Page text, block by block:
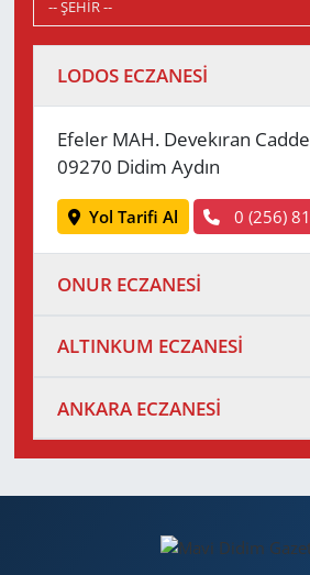
LODOS ECZANESİ
Efeler MAH. Devekıran
09270 Didim Aydın
Yol Tarifi Al 0 (256)
ONUR ECZANESİ
ALTINKUM ECZANESİ
ANKARA ECZANESİ